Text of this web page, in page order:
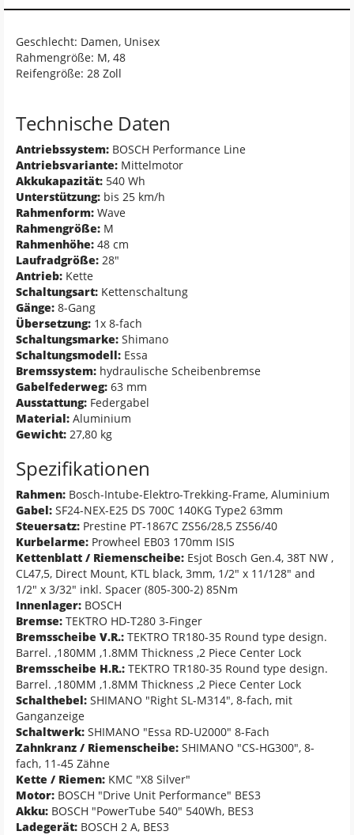
Geschlecht: Damen, Unisex
Rahmengröße: M, 48
Reifengröße: 28 Zoll
Technische Daten
Antriebssystem: BOSCH Performance Line
Antriebsvariante: Mittelmotor
Akkukapazität: 540 Wh
Unterstützung: bis 25 km/h
Rahmenform: Wave
Rahmengröße: M
Rahmenhöhe: 48 cm
Laufradgröße: 28"
Antrieb: Kette
Schaltungsart: Kettenschaltung
Gänge: 8-Gang
Übersetzung: 1x 8-fach
Schaltungsmarke: Shimano
Schaltungsmodell: Essa
Bremssystem: hydraulische Scheibenbremse
Gabelfederweg: 63 mm
Ausstattung: Federgabel
Material: Aluminium
Gewicht: 27,80 kg
Spezifikationen
Rahmen: Bosch-Intube-Elektro-Trekking-Frame, Aluminium
Gabel: SF24-NEX-E25 DS 700C 140KG Type2 63mm
Steuersatz: Prestine PT-1867C ZS56/28,5 ZS56/40
Kurbelarme: Prowheel EB03 170mm ISIS
Kettenblatt / Riemenscheibe: Esjot Bosch Gen.4, 38T NW ,
CL47,5, Direct Mount, KTL black, 3mm, 1/2" x 11/128" and
1/2" x 3/32" inkl. Spacer (805-300-2) 85Nm
Innenlager: BOSCH
Bremse: TEKTRO HD-T280 3-Finger
Bremsscheibe V.R.: TEKTRO TR180-35 Round type design.
Barrel. ,180MM ,1.8MM Thickness ,2 Piece Center Lock
Bremsscheibe H.R.: TEKTRO TR180-35 Round type design.
Barrel. ,180MM ,1.8MM Thickness ,2 Piece Center Lock
Schalthebel: SHIMANO "Right SL-M314", 8-fach, mit
Ganganzeige
Schaltwerk: SHIMANO "Essa RD-U2000" 8-Fach
Zahnkranz / Riemenscheibe: SHIMANO "CS-HG300", 8-
fach, 11-45 Zähne
Kette / Riemen: KMC "X8 Silver"
Motor: BOSCH "Drive Unit Performance" BES3
Akku: BOSCH "PowerTube 540" 540Wh, BES3
Ladegerät: BOSCH 2 A, BES3